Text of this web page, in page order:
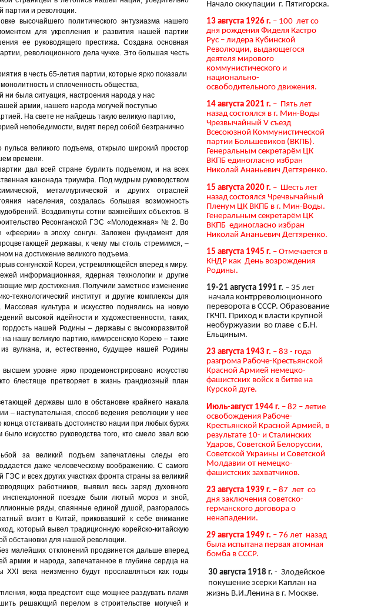
партии и революции.
высочайшего политического энтузиазма нашего
для укрепления и развития нашей партии
ее руководящего престижа. Создана основная
революционного дела чучхе. Это большая честь
в честь 65-летия партии, которые ярко показали
и сплоченность общества,
ни была ситуация, настроения народа у нас
армии, нашего народа могучей поступью
На свете не найдешь такую великую партию,
непобедимости, видят перед собой безгранично
великого подъема, открыло широкий простор
времени.
дал всей стране бурлить подъемом, и на всех
канонада триумфа. Под мудрым руководством
металлургической и других отраслей
населения, создалась большая возможность
Воздвигнуты сотни важнейших объектов. В
Ресонганской ГЭС «Молодежная» № 2. Во
«феерии» в эпоху сонгун. Заложен фундамент для
державы, к чему мы столь стремимся, –
на достижение великого подъема.
сонгунской Кореи, устремляющейся вперед к миру.
информационная, ядерная технологии и другие
мир достижения. Получили заметное изменение
институт и другие комплексы для
Массовая культура и искусство поднялись на новую
высокой идейности и художественности, таких,
нашей Родины – державы с высокоразвитой
нашу великую партию, кимирсенскую Корею – такие
вулкана, и, естественно, будущее нашей Родины
уровне ярко продемонстрировано искусство
блестяще претворяет в жизнь грандиозный план
державы шло в обстановке крайнего накала
– наступательная, способ ведения революции у нее
отстаивать достоинство нации при любых бурях
искусство руководства того, кто смело звал всю
за великий подъем запечатлены следы его
даже человеческому воображению. С самого
и всех других участках фронта страны за великий
работников, выявил весь заряд духовного
поездке были лютый мороз и зной,
ряды, спаянные единой душой, разгоралось
визит в Китай, приковавший к себе внимание
который вывел традиционную корейско-китайскую
обстановки для нашей революции.
малейших отклонений продвинется дальше вперед
армии и народа, запечатанное в глубине сердца на
века неизменно будут прославляться как годы
когда предстоит еще мощнее раздувать пламя
решающий перелом в строительстве могучей и
Начало оккупации г. Пятигорска.
13 августа 1926 г. – 100 лет со
дня рождения Фиделя Кастро
Рус – лидера Кубинской
Революции, выдающегося
деятеля мирового
коммунистического и
национально-
освободительного движения.
14 августа 2021 г. – Пять лет
назад состоялся в г. Мин-Воды
Чрезвычайный V съезд
Всесоюзной Коммунистической
партии Большевиков (ВКПБ).
Генеральным секретарём ЦК
ВКПБ единогласно избран
Николай Ананьевич Дегтяренко.
15 августа 2020 г. – Шесть лет
назад состоялся Чречвычайный
Пленум ЦК ВКПБ в г. Мин-Воды.
Генеральным секретарём ЦК
ВКПБ единогласно избран
Николай Ананьевич Дегтяренко.
15 августа 1945 г. – Отмечается в
КНДР как День возрождения
Родины.
19-21 августа 1991 г. – 35 лет
начала контрреволюционного
переворота в СССР. Образование
ГКЧП. Приход к власти крупной
необуржуазии во главе с Б.Н.
Ельциным.
23 августа 1943 г. – 83 - года
разгрома Рабоче-Крестьянской
Красной Армией немецко-
фашистских войск в битве на
Курской дуге.
Июль-август 1944 г. – 82 – летие
освобождения Рабоче-
Крестьянской Красной Армией, в
результате 10- и Сталинских
Ударов, Советской Белоруссии,
Советской Украины и Советской
Молдавии от немецко-
фашистских захватчиков.
23 августа 1939 г. – 87 лет со
дня заключения советско-
германского договора о
ненападении.
29 августа 1949 г. – 76 лет назад
была испытана первая атомная
бомба в СССР.
30 августа 1918 г. - Злодейское
покушение эсерки Каплан на
жизнь В.И.Ленина в г. Москве.